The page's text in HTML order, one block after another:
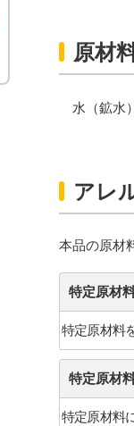
原材
水（鉱水）
アレ
本品の原材
特定原材
特定原材料
特定原材
特定原材料